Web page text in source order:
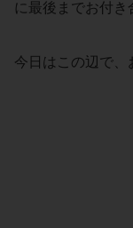
に最後までお付き
今日はこの辺で、